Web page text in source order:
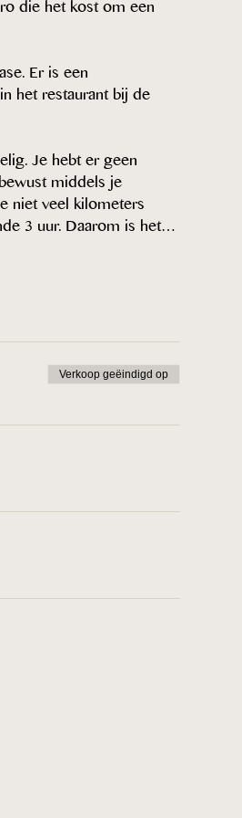
die het kost om een
Er is een
het restaurant bij de
Je hebt er geen
middels je
niet veel kilometers
3 uur. Daarom is het…
Verkoop geëindigd op